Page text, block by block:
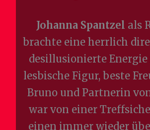
Johanna Spantzel als
brachte eine herrlich
desillusionierte
lesbische Figur, beste
Bruno und Partnerin
war von einer
einen immer wieder